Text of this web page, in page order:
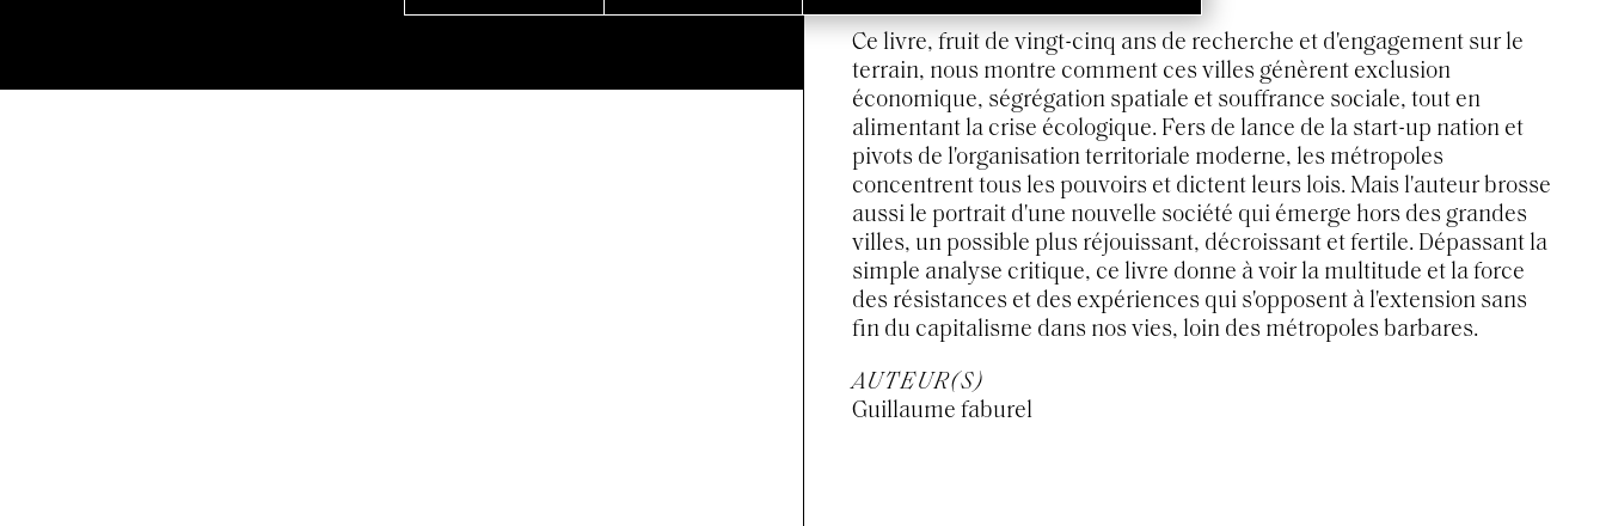
Ce livre, fruit de vingt-cinq ans de recherche et d'engagement sur le
terrain, nous montre comment ces villes génèrent exclusion
économique, ségrégation spatiale et souffrance sociale, tout en
alimentant la crise écologique. Fers de lance de la start-up nation et
pivots de l'organisation territoriale moderne, les métropoles
concentrent tous les pouvoirs et dictent leurs lois. Mais l'auteur brosse
aussi le portrait d'une nouvelle société qui émerge hors des grandes
villes, un possible plus réjouissant, décroissant et fertile. Dépassant la
simple analyse critique, ce livre donne à voir la multitude et la force
des résistances et des expériences qui s'opposent à l'extension sans
fin du capitalisme dans nos vies, loin des métropoles barbares.
AUTEUR(S)
Guillaume faburel